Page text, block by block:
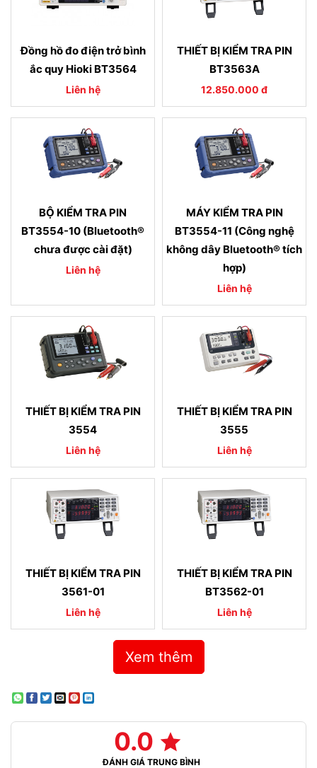
Đồng hồ đo điện trở bình
ắc quy Hioki BT3564
Liên hệ
THIẾT BỊ KIỂM TRA PIN
BT3563A
12.850.000 đ
BỘ KIỂM TRA PIN
BT3554-10 (Bluetooth®
chưa được cài đặt)
Liên hệ
MÁY KIỂM TRA PIN
BT3554-11 (Công nghệ
không dây Bluetooth® tích
hợp)
Liên hệ
THIẾT BỊ KIỂM TRA PIN
3554
Liên hệ
THIẾT BỊ KIỂM TRA PIN
3555
Liên hệ
THIẾT BỊ KIỂM TRA PIN
3561-01
Liên hệ
THIẾT BỊ KIỂM TRA PIN
BT3562-01
Liên hệ
Xem thêm
0.0
ĐÁNH GIÁ TRUNG BÌNH